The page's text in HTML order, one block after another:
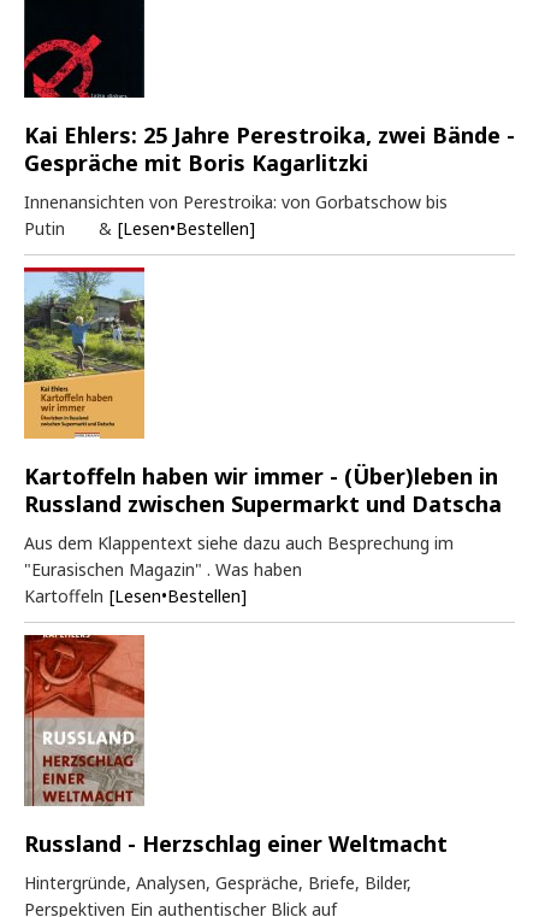
Kai Ehlers: 25 Jahre Perestroika, zwei Bände -
Gespräche mit Boris Kagarlitzki
Innenansichten von Perestroika: von Gorbatschow bis
Putin & [Lesen•Bestellen]
Kartoffeln haben wir immer - (Über)leben in
Russland zwischen Supermarkt und Datscha
Aus dem Klappentext siehe dazu auch Besprechung im
"Eurasischen Magazin" . Was haben
Kartoffeln [Lesen•Bestellen]
Russland - Herzschlag einer Weltmacht
Hintergründe, Analysen, Gespräche, Briefe, Bilder,
Perspektiven Ein authentischer Blick auf